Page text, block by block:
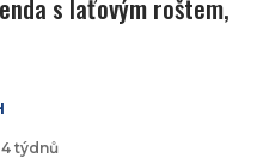
týdnů